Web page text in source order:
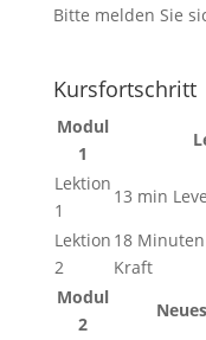
Bitte melden Sie
Kursfortschritt
Modul
1
Lektion
1
13 min
Lektion
2
18
Kraft
Modul
2